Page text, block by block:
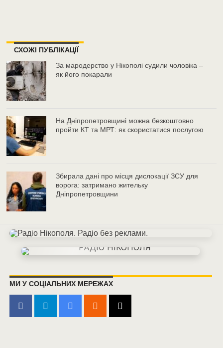
СХОЖІ ПУБЛІКАЦІЇ
За мародерство у Нікополі судили чоловіка –
як його покарали
На Дніпропетровщині можна безкоштовно
пройти КТ та МРТ: як скористатися послугою
Збирала дані про місця дислокації ЗСУ для
ворога: затримано жительку
Дніпропетровщини
МИ У СОЦІАЛЬНИХ МЕРЕЖАХ